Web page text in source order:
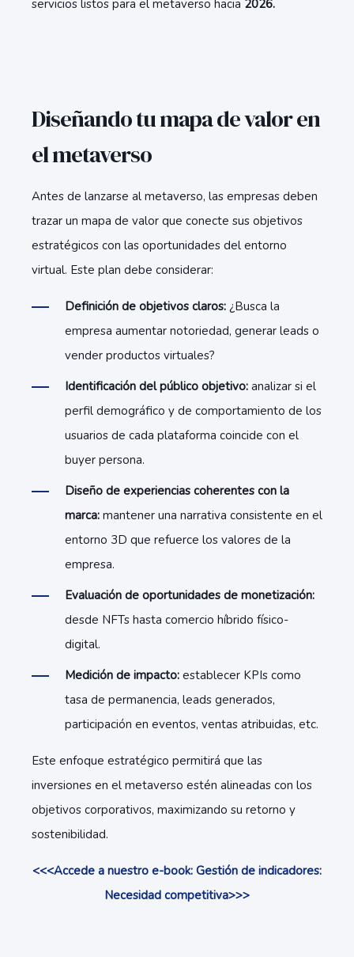
servicios listos para el metaverso hacia 2026.
Diseñando tu mapa de valor en
el metaverso
Antes de lanzarse al metaverso, las empresas deben
trazar un mapa de valor que conecte sus objetivos
estratégicos con las oportunidades del entorno
virtual. Este plan debe considerar:
Definición de objetivos claros: ¿Busca la
empresa aumentar notoriedad, generar leads o
vender productos virtuales?
Identificación del público objetivo: analizar si el
perfil demográfico y de comportamiento de los
usuarios de cada plataforma coincide con el
buyer persona.
Diseño de experiencias coherentes con la
marca: mantener una narrativa consistente en el
entorno 3D que refuerce los valores de la
empresa.
Evaluación de oportunidades de monetización:
desde NFTs hasta comercio híbrido físico-
digital.
Medición de impacto: establecer KPIs como
tasa de permanencia, leads generados,
participación en eventos, ventas atribuidas, etc.
Este enfoque estratégico permitirá que las
inversiones en el metaverso estén alineadas con los
objetivos corporativos, maximizando su retorno y
sostenibilidad.
<<<Accede a nuestro e-book: Gestión de indicadores:
Necesidad competitiva>>>